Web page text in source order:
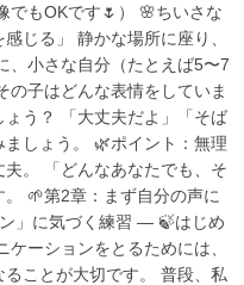
もOKです🌷） 🌸ちいさな
じる」 静かな場所に座り、
、小さな自分（たとえば5〜7
の子はどんな表情をしていま
う？ 「大丈夫だよ」「そば
しょう。 🌿ポイント：無理
。 「どんなあなたでも、そ
🌱第2章：まず自分の声に
」に気づく練習 ― 🍃はじめ
ーションをとるためには、
ことが大切です。 普段、私